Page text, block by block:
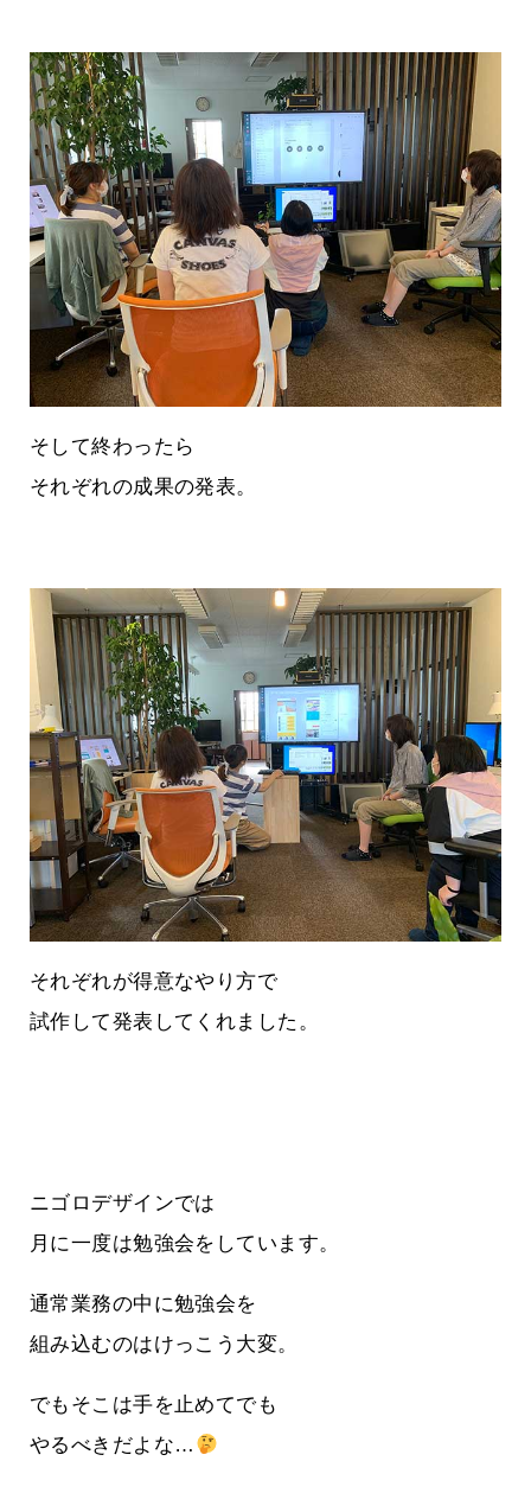
そして終わったら
それぞれの成果の発表。
それぞれが得意なやり方で
試作して発表してくれました。
ニゴロデザインでは
月に一度は勉強会をしています。
通常業務の中に勉強会を
組み込むのはけっこう大変。
でもそこは手を止めてでも
やるべきだよな…